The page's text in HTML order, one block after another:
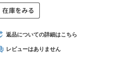
返品についての詳細はこちら
レビューはありません